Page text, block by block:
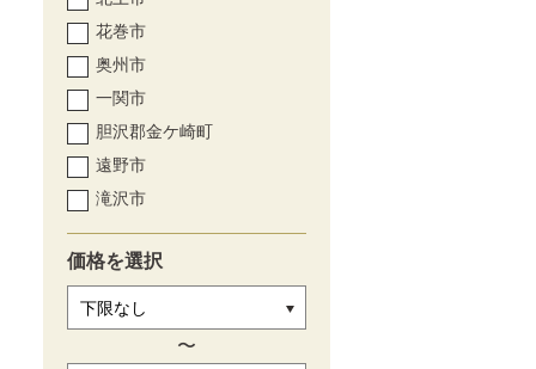
花巻市
奥州市
一関市
胆沢郡金ケ崎町
遠野市
滝沢市
価格を選択
〜